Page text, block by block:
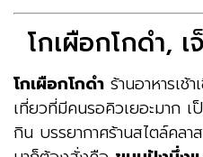
โกเผือกโกดำ,
โกเผือกโกดำ ร้านอาหารเ
เที่ยวที่มีคนรอคิวเยอะมาก เ
กิน บรรยากาศร้านสไตล์คลา